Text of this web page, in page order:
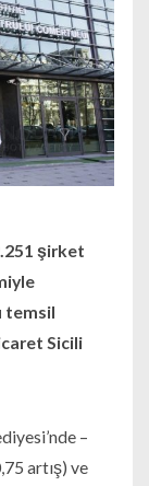
şirket
temsil
Sicili
–
artış) ve